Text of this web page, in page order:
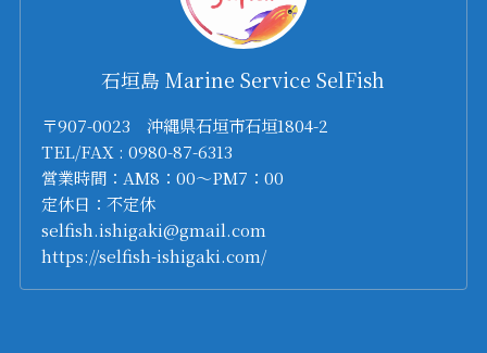
石垣島 Marine Service SelFish
〒907-0023 沖縄県石垣市石垣1804-2
TEL/FAX : 0980-87-6313
営業時間：AM8：00～PM7：00
定休日：不定休
selfish.ishigaki@gmail.com
https://selfish-ishigaki.com/